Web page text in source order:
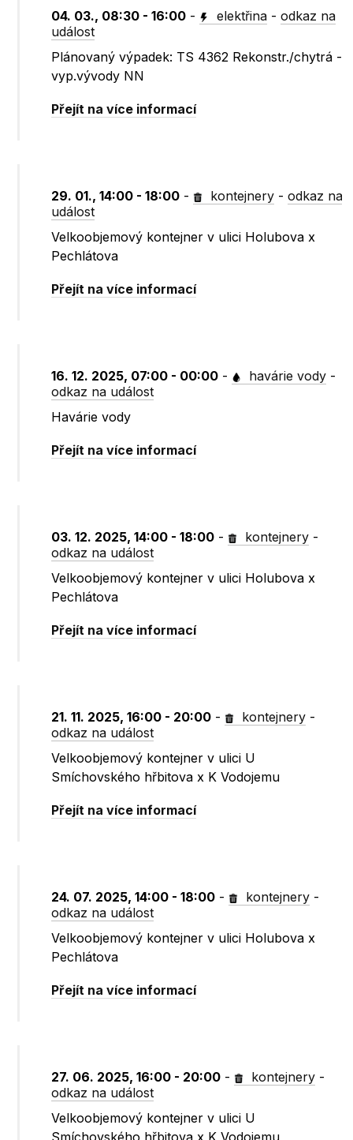
04. 03., 08:30 - 16:00 - elektřina -odkaz na
událost
Plánovaný výpadek: TS 4362 Rekonstr./chytrá -
vyp.vývody NN
Přejít na více informací
29. 01., 14:00 - 18:00 - kontejnery -odkaz na
událost
Velkoobjemový kontejner v ulici Holubova x
Pechlátova
Přejít na více informací
16. 12. 2025, 07:00 - 00:00 - havárie vody -
odkaz na událost
Havárie vody
Přejít na více informací
03. 12. 2025, 14:00 - 18:00 - kontejnery -
odkaz na událost
Velkoobjemový kontejner v ulici Holubova x
Pechlátova
Přejít na více informací
21. 11. 2025, 16:00 - 20:00 - kontejnery -
odkaz na událost
Velkoobjemový kontejner v ulici U
Smíchovského hřbitova x K Vodojemu
Přejít na více informací
24. 07. 2025, 14:00 - 18:00 - kontejnery -
odkaz na událost
Velkoobjemový kontejner v ulici Holubova x
Pechlátova
Přejít na více informací
27. 06. 2025, 16:00 - 20:00 - kontejnery -
odkaz na událost
Velkoobjemový kontejner v ulici U
Smíchovského hřbitova x K Vodojemu